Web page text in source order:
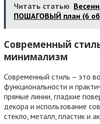
Читать статью
ПОШАГОВЫЙ план (6
Современный
минимализм
Современный стиль – это
функциональности и
прямые линии, гладкие
декора и использование
стекло, металл, пластик и